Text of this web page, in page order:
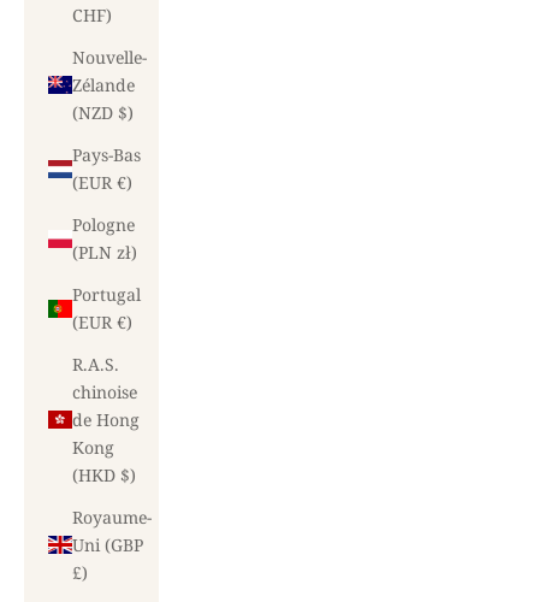
CHF)
Nouvelle-
Zélande
(NZD $)
Pays-Bas
(EUR €)
Pologne
(PLN zł)
Portugal
(EUR €)
R.A.S.
chinoise
de Hong
Kong
(HKD $)
Royaume-
Uni (GBP
£)